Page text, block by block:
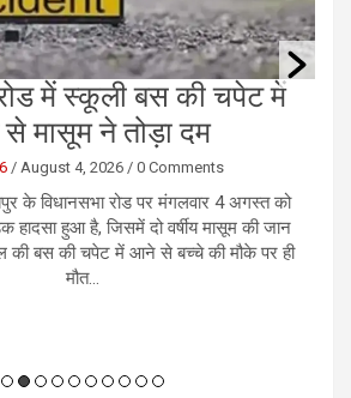
के बड़े फैसले, AI मिशन
सात अहम निर्णय
5 /August 5, 2026 /0 Comments
देव साय की अध्यक्षता में मंत्रालय महानदी
की बैठक में राज्य के विकास, सुशासन,
और औद्योगिक विस्तार से जुड़े कई महत्वपूर्ण
इन फैसलों का उद्देश्य छत्तीसगढ़ को...